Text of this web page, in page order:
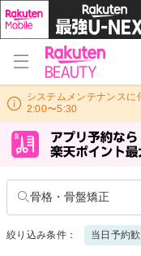
システムメンテナンス
2:00〜5:30
骨格・骨盤矯正
絞り込み条件： 当日予約